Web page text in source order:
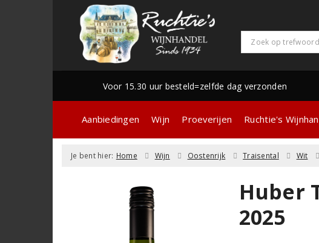
Voor 15.30 uur besteld=zelfde dag verzonden
Aanbiedingen Wijn Proeverijen Ruchtie's
Je bent hier: Home Wijn Oostenrijk Traisental Wit
Huber
2025